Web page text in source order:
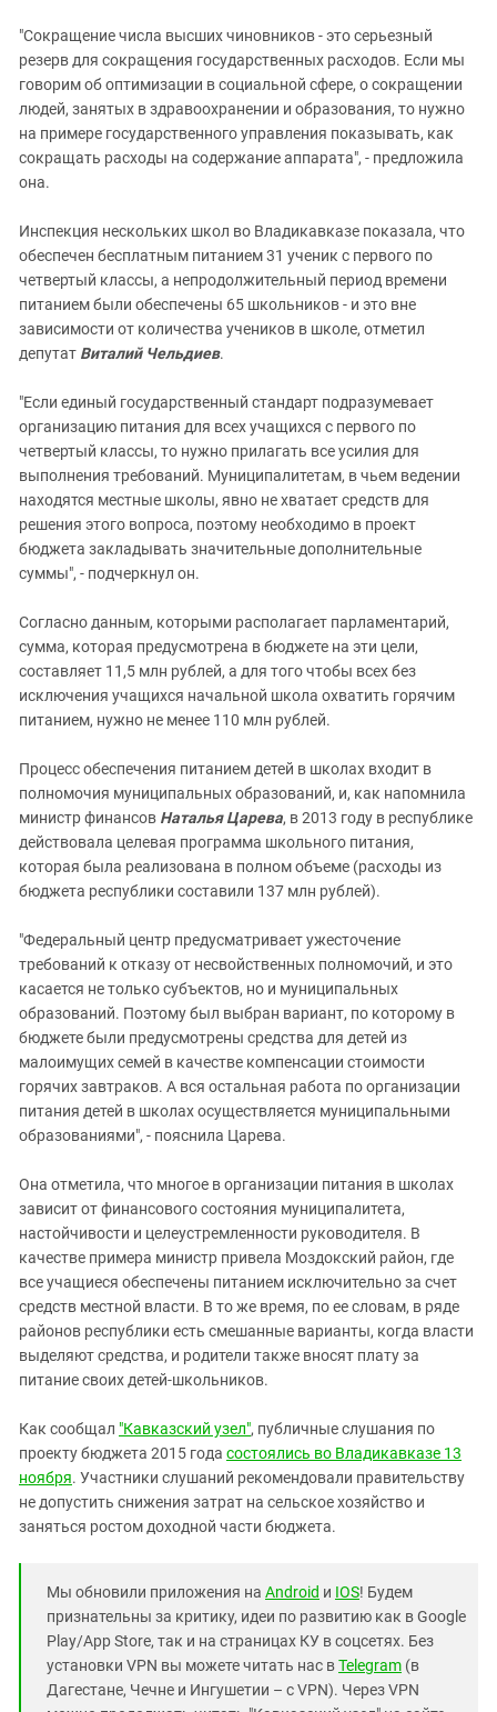
"Сокращение числа высших чиновников - это серьезный
резерв для сокращения государственных расходов. Если мы
говорим об оптимизации в социальной сфере, о сокращении
людей, занятых в здравоохранении и образования, то нужно
на примере государственного управления показывать, как
сокращать расходы на содержание аппарата", - предложила
она.
Инспекция нескольких школ во Владикавказе показала, что
обеспечен бесплатным питанием 31 ученик с первого по
четвертый классы, а непродолжительный период времени
питанием были обеспечены 65 школьников - и это вне
зависимости от количества учеников в школе, отметил
депутат Виталий Чельдиев.
"Если единый государственный стандарт подразумевает
организацию питания для всех учащихся с первого по
четвертый классы, то нужно прилагать все усилия для
выполнения требований. Муниципалитетам, в чьем ведении
находятся местные школы, явно не хватает средств для
решения этого вопроса, поэтому необходимо в проект
бюджета закладывать значительные дополнительные
суммы", - подчеркнул он.
Согласно данным, которыми располагает парламентарий,
сумма, которая предусмотрена в бюджете на эти цели,
составляет 11,5 млн рублей, а для того чтобы всех без
исключения учащихся начальной школа охватить горячим
питанием, нужно не менее 110 млн рублей.
Процесс обеспечения питанием детей в школах входит в
полномочия муниципальных образований, и, как напомнила
министр финансов Наталья Царева, в 2013 году в республике
действовала целевая программа школьного питания,
которая была реализована в полном объеме (расходы из
бюджета республики составили 137 млн рублей).
"Федеральный центр предусматривает ужесточение
требований к отказу от несвойственных полномочий, и это
касается не только субъектов, но и муниципальных
образований. Поэтому был выбран вариант, по которому в
бюджете были предусмотрены средства для детей из
малоимущих семей в качестве компенсации стоимости
горячих завтраков. А вся остальная работа по организации
питания детей в школах осуществляется муниципальными
образованиями", - пояснила Царева.
Она отметила, что многое в организации питания в школах
зависит от финансового состояния муниципалитета,
настойчивости и целеустремленности руководителя. В
качестве примера министр привела Моздокский район, где
все учащиеся обеспечены питанием исключительно за счет
средств местной власти. В то же время, по ее словам, в ряде
районов республики есть смешанные варианты, когда власти
выделяют средства, и родители также вносят плату за
питание своих детей-школьников.
Как сообщал "Кавказский узел", публичные слушания по
проекту бюджета 2015 года состоялись во Владикавказе 13
ноября. Участники слушаний рекомендовали правительству
не допустить снижения затрат на сельское хозяйство и
заняться ростом доходной части бюджета.
Мы обновили приложения на Android и IOS! Будем
признательны за критику, идеи по развитию как в Google
Play/App Store, так и на страницах КУ в соцсетях. Без
установки VPN вы можете читать нас вTelegram (в
Дагестане, Чечне и Ингушетии – с VPN). Через VPN